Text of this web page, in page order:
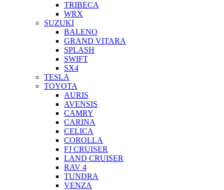
TRIBECA
WRX
SUZUKI
BALENO
GRAND VITARA
SPLASH
SWIFT
SX4
TESLA
TOYOTA
AURIS
AVENSIS
CAMRY
CARINA
CELICA
COROLLA
FJ CRUISER
LAND CRUISER
RAV 4
TUNDRA
VENZA